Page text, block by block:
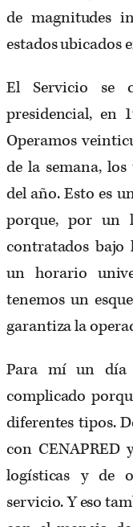
de magnitudes
estados ubicados
El Servicio se
presidencial, en
Operamos
de la semana,
del año. Esto es
porque, por un
contratados bajo
un horario
tenemos un
garantiza la
Para mí un día
complicado
diferentes tipos.
con CENAPRED
logísticas y de
servicio. Y eso